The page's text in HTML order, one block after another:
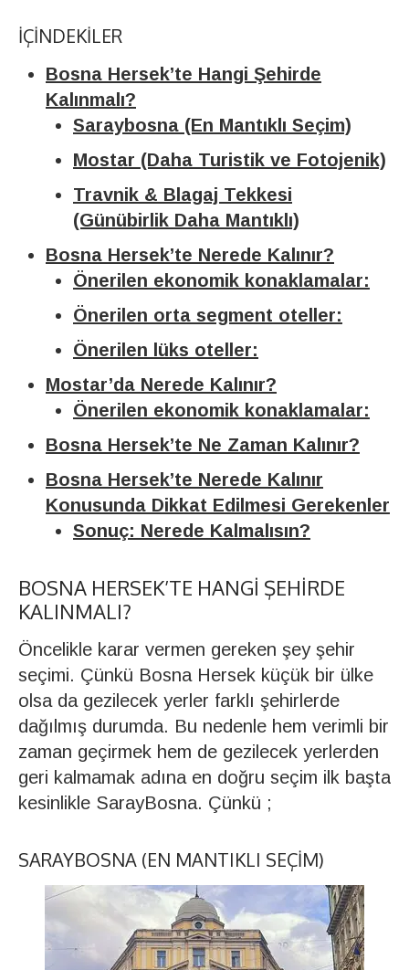
İÇINDEKILER
Bosna Hersek’te Hangi Şehirde
Kalınmalı?
Saraybosna (En Mantıklı Seçim)
Mostar (Daha Turistik ve Fotojenik)
Travnik & Blagaj Tekkesi
(Günübirlik Daha Mantıklı)
Bosna Hersek’te Nerede Kalınır?
Önerilen ekonomik konaklamalar:
Önerilen orta segment oteller:
Önerilen lüks oteller:
Mostar’da Nerede Kalınır?
Önerilen ekonomik konaklamalar:
Bosna Hersek’te Ne Zaman Kalınır?
Bosna Hersek’te Nerede Kalınır
Konusunda Dikkat Edilmesi Gerekenler
Sonuç: Nerede Kalmalısın?
BOSNA HERSEK’TE HANGI ŞEHIRDE
KALINMALI?
Öncelikle karar vermen gereken şey şehir
seçimi. Çünkü Bosna Hersek küçük bir ülke
olsa da gezilecek yerler farklı şehirlerde
dağılmış durumda. Bu nedenle hem verimli bir
zaman geçirmek hem de gezilecek yerlerden
geri kalmamak adına en doğru seçim ilk başta
kesinlikle SarayBosna. Çünkü ;
SARAYBOSNA (EN MANTIKLI SEÇIM)